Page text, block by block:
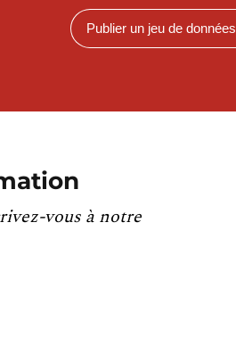
Publier un jeu de données
vous à notre